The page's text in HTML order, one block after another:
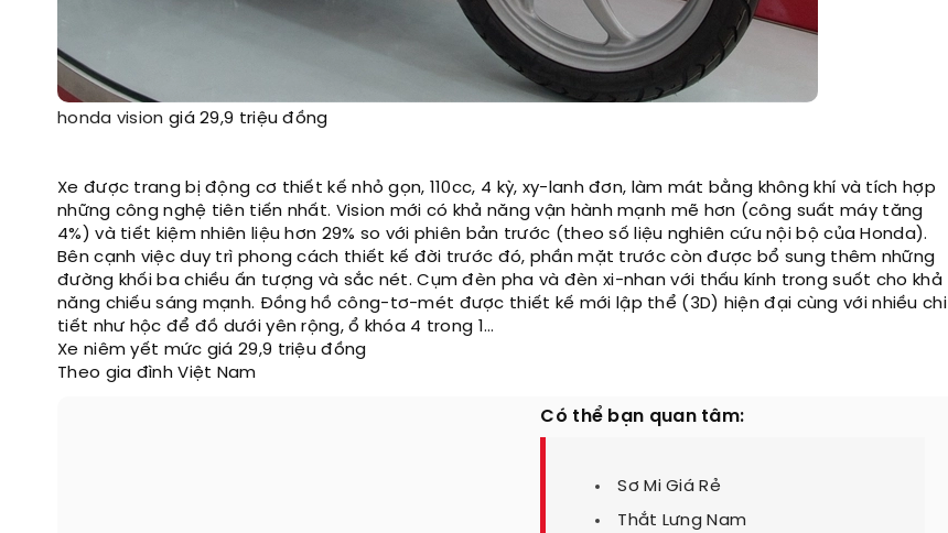
honda vision giá 29,9 triệu đồng
Xe được trang bị động cơ thiết kế nhỏ gọn, 110cc, 4 kỳ, xy-lanh đơn, làm mát bằng không khí và tích hợp
những công nghệ tiên tiến nhất. Vision mới có khả năng vận hành mạnh mẽ hơn (công suất máy tăng
4%) và tiết kiệm nhiên liệu hơn 29% so với phiên bản trước (theo số liệu nghiên cứu nội bộ của Honda).
Bên cạnh việc duy trì phong cách thiết kế đời trước đó, phần mặt trước còn được bổ sung thêm những
đường khối ba chiều ấn tượng và sắc nét. Cụm đèn pha và đèn xi-nhan với thấu kính trong suốt cho khả
năng chiếu sáng mạnh. Đồng hồ công-tơ-mét được thiết kế mới lập thể (3D) hiện đại cùng với nhiều chi
tiết như hộc để đồ dưới yên rộng, ổ khóa 4 trong 1…
Xe niêm yết mức giá 29,9 triệu đồng
Theo gia đình Việt Nam
Có thể bạn quan tâm:
Sơ Mi Giá Rẻ
Thắt Lưng Nam